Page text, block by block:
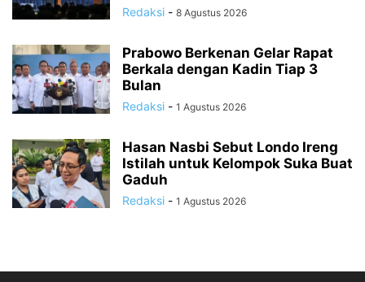
Redaksi - 8 Agustus 2026
Prabowo Berkenan Gelar Rapat
Berkala dengan Kadin Tiap 3
Bulan
Redaksi - 1 Agustus 2026
Hasan Nasbi Sebut Londo Ireng
Istilah untuk Kelompok Suka Buat
Gaduh
Redaksi - 1 Agustus 2026